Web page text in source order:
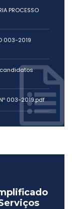
PROCESSO
003-2019
Nº 003-2019.pdf